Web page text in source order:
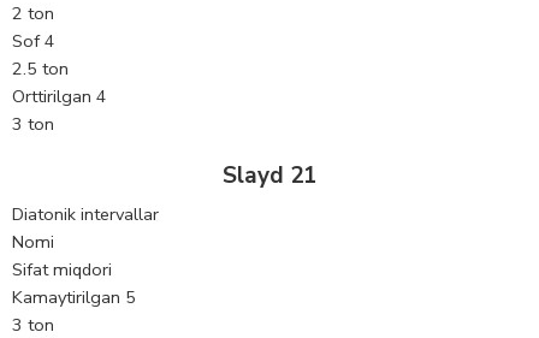
2 ton
Sof 4
2.5 ton
Orttirilgan 4
3 ton
Slayd 21
Diatonik intervallar
Nomi
Sifat miqdori
Kamaytirilgan 5
3 ton